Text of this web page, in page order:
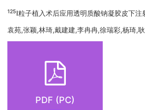
125I粒子植入术后应用透明质酸钠凝胶皮下注
袁苑,张颖,林琦,戴建建,李冉冉,徐瑞彩,杨琦,
PDF (PC)